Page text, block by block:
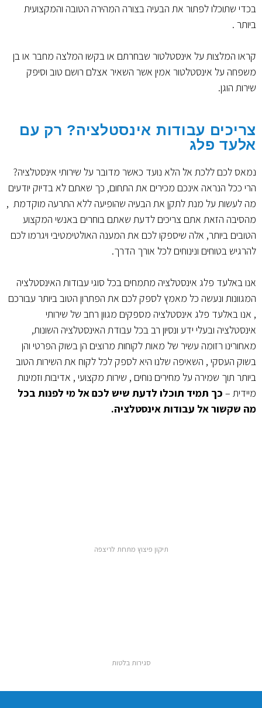
בכדי שתוכלו לפתור את הבעיה בצורה המהירה הטובה והמקצועית
ביותר .
קראו המלצות על אינסטלטור שבחרתם או בקשו המלצה מחבר או בן
משפחה על אינסטלטור אמין אשר השאיר אצלם רושם טוב וסיפק
שירות הוגן.
צריכים עבודות אינסטלציה? רק עם
אלעד פלג
נמאס לכם ללכת אל הלא נועד כאשר מדובר על שירותי אינסטלציה?
הרי ככל הנראה אינכם מכירים את התחום, כך שאתם לא בדיוק יודעים
מה לעשות על מנת לתקן את הבעיה שהופיעה ללא התרעה מוקדמת ,
מהסיבה הזאת אתם צריכים לדעת שאתם בוחרים באנשי המקצוע
הטובים ביותר, אלה שיספקו לכם את המענה האולטימטיבי ויגרמו לכם
להרגיש בטוחים ונינוחים לכל אורך הדרך.
אנו באלעד פלג אינסטלציה מתמחים בכל סוגי עבודות האינסטלציה
המגוונות ונעשה כל מאמץ לספק לכם את הפתרון הטוב ביותר עבורכם
, אנו באלעד פלג אינסטלציה מספקים מגוון רחב של שירותי
אינסטלציה ובעלי ידע ונסיון רב בכל עבודת האינסטלציה השונות,
מאחורינו רזומה עשיר של מאות לקוחות מרוצים הן בשוק הפרטי והן
בשוק העסקי , השאיפה שלנו היא לספק לכל לקוח את השירות הטוב
ביותר תוך שמירה על מחירים נוחים , שירות מקצועי , אדיבות וזמינות
מיידית – כך תמיד תוכלו לדעת שיש לכם אל מי לפנות בכל
מה שקשור אל עבודות אינסטלציה.
תיקון פיצוץ מתחת לריצפה
סגירות בלטות